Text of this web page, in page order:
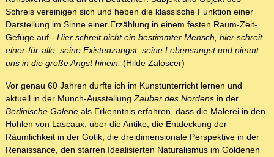
Schreis vereinigen sich und heben die klassische Funktion einer
Darstellung im Sinne einer Erzählung in einem festen Raum-Zeit-
Gefüge auf - Hier schreit nicht ein bestimmter Mensch, hier schreit
einer-für-alle, seine Existenzangst, seine Lebensangst und nimmt
uns in die große Angst hinein. (Hilde Zaloscer)
Vor genau 60 Jahren durfte ich im Kunstunterricht lernen und
aktuell in der Munch-AusstellungZauber des Nordens in der
Berlinische Galerie als Erkenntnis erfahren, dass die Malerei in den
Höhlen von Lascaux, über die Antike, die Entdeckung der
Räumlichkeit in der Gotik, die dreidimensionale Perspektive in der
Renaissance, den starren Idealisierten Naturalismus im Goldenen